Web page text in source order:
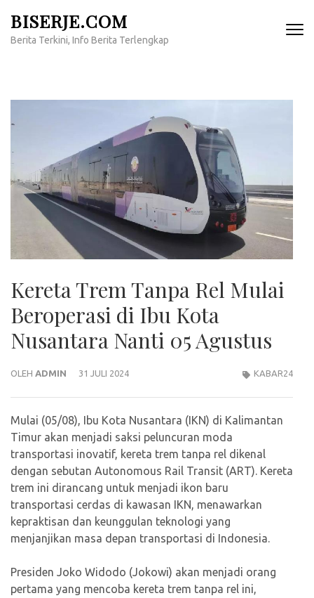
konten
BISERJE.COM
Berita Terkini, Info Berita Terlengkap
Kereta Trem Tanpa Rel Mulai
Beroperasi di Ibu Kota
Nusantara Nanti 05 Agustus
OLEH ADMIN 31 JULI 2024 KABAR24
Mulai (05/08), Ibu Kota Nusantara (IKN) di Kalimantan
Timur akan menjadi saksi peluncuran moda
transportasi inovatif, kereta trem tanpa rel dikenal
dengan sebutan Autonomous Rail Transit (ART). Kereta
trem ini dirancang untuk menjadi ikon baru
transportasi cerdas di kawasan IKN, menawarkan
kepraktisan dan keunggulan teknologi yang
menjanjikan masa depan transportasi di Indonesia.
Presiden Joko Widodo (Jokowi) akan menjadi orang
pertama yang mencoba kereta trem tanpa rel ini,